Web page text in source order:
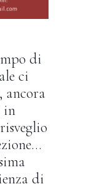
di
ci
ancora
in
di